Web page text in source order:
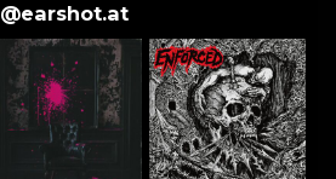
@earshot.at